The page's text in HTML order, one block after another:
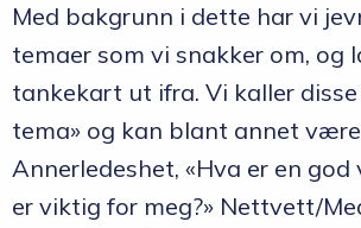
Med bakgrunn i dette har vi
temaer som vi snakker om, og
tankekart ut ifra. Vi kaller disse
tema» og kan blant annet
Annerledeshet, «Hva er en god
er viktig for meg?» Nettvett/